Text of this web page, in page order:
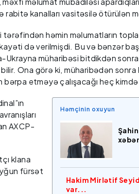
kanalları vasitəsilə ötürülən
həmin məlumatların
də verilmişdi. Bu və bənzər
müharibəsi bitdikdən sonra
Ona görə ki, müharibədən sonra
etməyə çalışacağı heç
Həmçinin oxuyun
Hakim Mirlətif
var...
AXCP-
klana
fürsət